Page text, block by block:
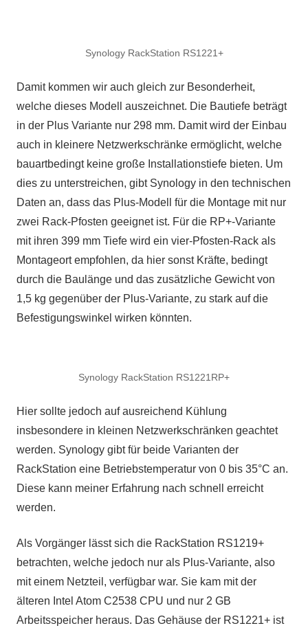
Synology RackStation RS1221+
Damit kommen wir auch gleich zur Besonderheit,
welche dieses Modell auszeichnet. Die Bautiefe beträgt
in der Plus Variante nur 298 mm. Damit wird der Einbau
auch in kleinere Netzwerkschränke ermöglicht, welche
bauartbedingt keine große Installationstiefe bieten. Um
dies zu unterstreichen, gibt Synology in den technischen
Daten an, dass das Plus-Modell für die Montage mit nur
zwei Rack-Pfosten geeignet ist. Für die RP+-Variante
mit ihren 399 mm Tiefe wird ein vier-Pfosten-Rack als
Montageort empfohlen, da hier sonst Kräfte, bedingt
durch die Baulänge und das zusätzliche Gewicht von
1,5 kg gegenüber der Plus-Variante, zu stark auf die
Befestigungswinkel wirken könnten.
Synology RackStation RS1221RP+
Hier sollte jedoch auf ausreichend Kühlung
insbesondere in kleinen Netzwerkschränken geachtet
werden. Synology gibt für beide Varianten der
RackStation eine Betriebstemperatur von 0 bis 35°C an.
Diese kann meiner Erfahrung nach schnell erreicht
werden.
Als Vorgänger lässt sich die RackStation RS1219+
betrachten, welche jedoch nur als Plus-Variante, also
mit einem Netzteil, verfügbar war. Sie kam mit der
älteren Intel Atom C2538 CPU und nur 2 GB
Arbeitsspeicher heraus. Das Gehäuse der RS1221+ ist